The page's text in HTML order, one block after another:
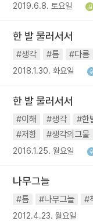
2019.6.8. 토요일
한 발 물러서서
#생각 #틈 #다름
2018.1.30. 화요일
한 발 물러서서
#이해 #생각 #한
#저항
#생각의그물
2016.1.25. 월요일
나무그늘
#틈 #나무그늘 #
2012.4.23. 월요일